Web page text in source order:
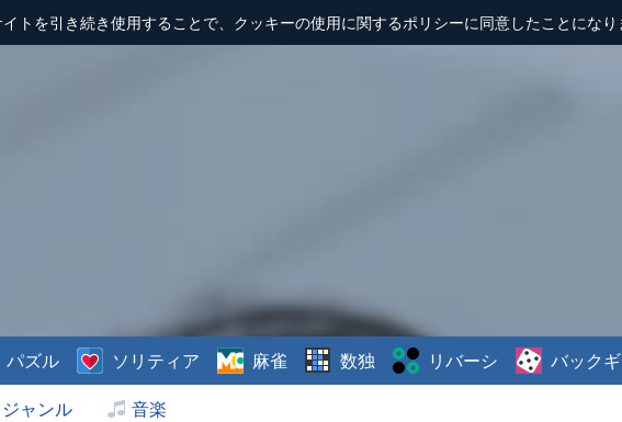
トを引き続き使用することで、クッキーの使用に関するポリシーに同意したことになり
ジャンル 音楽
パズル ソリティア 麻雀 数独 リバーシ バック